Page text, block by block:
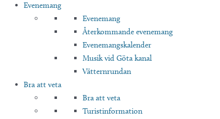
Evenemang
Evenemang
Återkommande evenemang
Evenemangskalender
Musik vid Göta kanal
Vätternrundan
Bra att veta
Bra att veta
Turistinformation